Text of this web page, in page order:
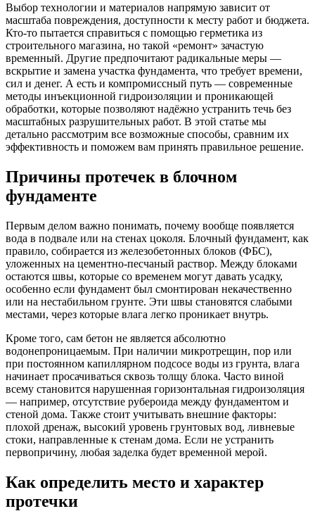
Выбор технологии и материалов напрямую зависит от
масштаба повреждения, доступности к месту работ и бюджета.
Кто-то пытается справиться с помощью герметика из
строительного магазина, но такой «ремонт» зачастую
временный. Другие предпочитают радикальные меры —
вскрытие и замена участка фундамента, что требует времени,
сил и денег. А есть и компромиссный путь — современные
методы инъекционной гидроизоляции и проникающей
обработки, которые позволяют надёжно устранить течь без
масштабных разрушительных работ. В этой статье мы
детально рассмотрим все возможные способы, сравним их
эффективность и поможем вам принять правильное решение.
Причины протечек в блочном
фундаменте
Первым делом важно понимать, почему вообще появляется
вода в подвале или на стенах цоколя. Блочный фундамент, как
правило, собирается из железобетонных блоков (ФБС),
уложенных на цементно-песчаный раствор. Между блоками
остаются швы, которые со временем могут давать усадку,
особенно если фундамент был смонтирован некачественно
или на нестабильном грунте. Эти швы становятся слабыми
местами, через которые влага легко проникает внутрь.
Кроме того, сам бетон не является абсолютно
водонепроницаемым. При наличии микротрещин, пор или
при постоянном капиллярном подсосе воды из грунта, влага
начинает просачиваться сквозь толщу блока. Часто виной
всему становится нарушенная горизонтальная гидроизоляция
— например, отсутствие рубероида между фундаментом и
стеной дома. Также стоит учитывать внешние факторы:
плохой дренаж, высокий уровень грунтовых вод, ливневые
стоки, направленные к стенам дома. Если не устранить
первопричину, любая заделка будет временной мерой.
Как определить место и характер
протечки